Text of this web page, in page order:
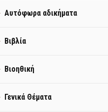
Αυτόφωρα αδικήματα
Βιβλία
Βιοηθική
Γενικά Θέματα